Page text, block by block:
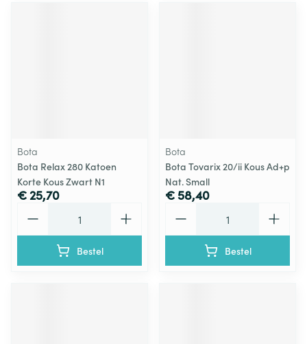
Bota
Bota Relax 280 Katoen
Korte Kous Zwart N1
€ 25,70
Bestel
Bota
Bota Tovarix 20/ii Kous Ad+p
Nat. Small
€ 58,40
Bestel